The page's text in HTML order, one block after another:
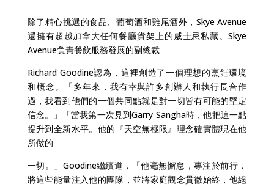
除了精心挑選的食品、葡萄酒和雞尾酒外，Skye Avenue
還擁有超越加拿大任何餐廳貨架上的威士忌私藏。Skye
Avenue負責餐飲服務發展的副總裁
Richard Goodine認為，這裡創造了一個理想的烹飪環境
和概念。「多年來，我有幸與許多創辦人和執行長合作
過，我看到他們的一個共同點就是對一切皆有可能的堅定
信念。」「當我第一次見到Garry Sangha時，他把這一點
提升到全新水平。他的『天空無極限』理念確實體現在他
所做的
一切。」Goodine繼續道，「他毫無懈怠，專注於前行，
將這些能量注入他的團隊，並將家庭觀念貫徹始終，他絕